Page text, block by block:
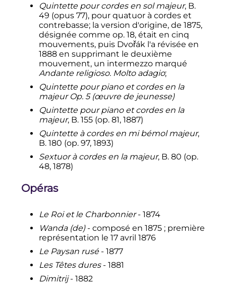
Quintette pour cordes en sol majeur, B.
49 (opus 77), pour quatuor à cordes et
contrebasse; la version d'origine, de 1875,
désignée comme op. 18, était en cinq
mouvements, puis Dvořák l'a révisée en
1888 en supprimant le deuxième
mouvement, un intermezzo marqué
Andante religioso. Molto adagio;
Quintette pour piano et cordes en la
majeur Op. 5 (œuvre de jeunesse)
Quintette pour piano et cordes en la
majeur, B. 155 (op. 81, 1887)
Quintette à cordes en mi bémol majeur,
B. 180 (op. 97, 1893)
Sextuor à cordes en la majeur, B. 80 (op.
48, 1878)
Opéras
Le Roi et le Charbonnier- 1874
Wanda (de)- composé en 1875 ; première
représentation le 17 avril 1876
Le Paysan rusé- 1877
Les Têtes dures- 1881
Dimitrij- 1882